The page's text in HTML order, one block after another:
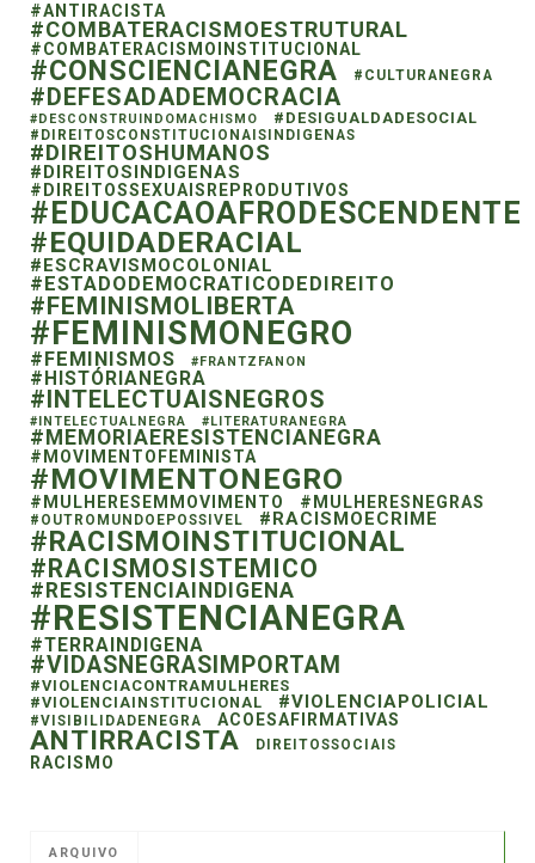
#ANTIRACISTA
#COMBATERACISMOESTRUTURAL
#COMBATERACISMOINSTITUCIONAL
#CONSCIENCIANEGRA #CULTURANEGRA
#DEFESADADEMOCRACIA
#DESCONSTRUINDOMACHISMO #DESIGUALDADESOCIAL
#DIREITOSCONSTITUCIONAISINDIGENAS
#DIREITOSHUMANOS
#DIREITOSINDIGENAS
#DIREITOSSEXUAISREPRODUTIVOS
#EDUCACAOAFRODESCENDENTE
#EQUIDADERACIAL
#ESCRAVISMOCOLONIAL
#ESTADODEMOCRATICODEDIREITO
#FEMINISMOLIBERTA
#FEMINISMONEGRO
#FEMINISMOS #FRANTZFANON
#HISTÓRIANEGRA
#INTELECTUAISNEGROS
#INTELECTUALNEGRA #LITERATURANEGRA
#MEMORIAERESISTENCIANEGRA
#MOVIMENTOFEMINISTA
#MOVIMENTONEGRO
#MULHERESEMMOVIMENTO #MULHERESNEGRAS
#OUTROMUNDOEPOSSIVEL #RACISMOECRIME
#RACISMOINSTITUCIONAL
#RACISMOSISTEMICO
#RESISTENCIAINDIGENA
#RESISTENCIANEGRA
#TERRAINDIGENA
#VIDASNEGRASIMPORTAM
#VIOLENCIACONTRAMULHERES
#VIOLENCIAINSTITUCIONAL
#VIOLENCIAPOLICIAL
#VISIBILIDADENEGRA ACOESAFIRMATIVAS
ANTIRRACISTA DIREITOSSOCIAIS
RACISMO
ARQUIVO